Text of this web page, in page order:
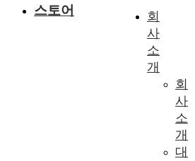
스토어
회
사
소
개
회
사
소
개
대